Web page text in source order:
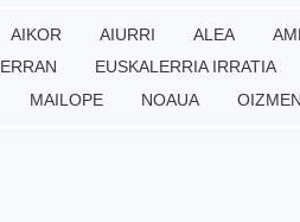
AIKOR AIURRI ALEA
ERRAN EUSKALERRIA IRRATIA
MAILOPE NOAUA